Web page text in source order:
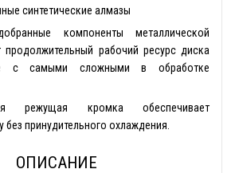
синтетические алмазы
компоненты металлической
продолжительный рабочий ресурс диска
с самыми сложными в обработке
режущая кромка обеспечивает
принудительного охлаждения.
ОПИСАНИЕ